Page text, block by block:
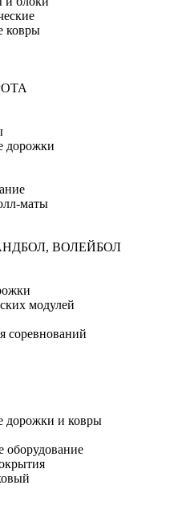
ковры
дорожки
маты
ВОЛЕЙБОЛ
модулей
соревнований
дорожки и ковры
оборудование